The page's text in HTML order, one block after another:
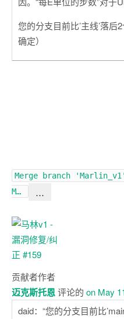
您的分支目前比’主线’落
确定）
Merge branch
M…
…
贡献者作者
迈克斯托恩评论的 on May
daid：“您的分支目前比